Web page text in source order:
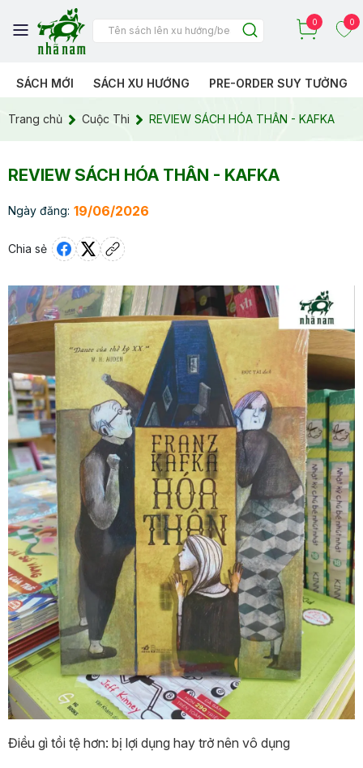
0 0
SÁCH MỚI SÁCH XU HƯỚNG PRE-ORDER SUY TƯỞNG
Trang chủ Cuộc Thi REVIEW SÁCH HÓA THÂN - KAFKA
REVIEW SÁCH HÓA THÂN - KAFKA
Ngày đăng: 19/06/2026
Chia sẻ
Điều gì tồi tệ hơn: bị lợi dụng hay trở nên vô dụng